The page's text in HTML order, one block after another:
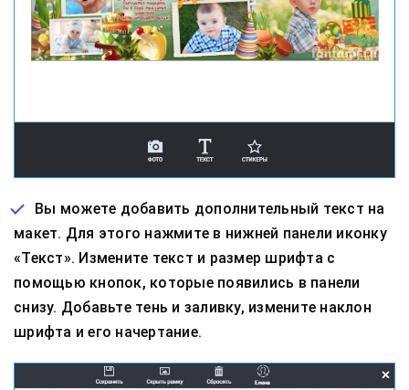
Вы можете добавить дополнительный текст на
макет. Для этого нажмите в нижней панели иконку
«Текст». Измените текст и размер шрифта с
помощью кнопок, которые появились в панели
снизу. Добавьте тень и заливку, измените наклон
шрифта и его начертание.